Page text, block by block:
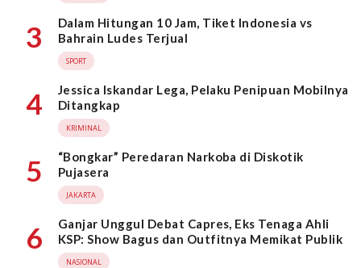
3
Dalam Hitungan 10 Jam, Tiket Indonesia vs
Bahrain Ludes Terjual
SPORT
4
Jessica Iskandar Lega, Pelaku Penipuan Mobilnya
Ditangkap
KRIMINAL
5
“Bongkar” Peredaran Narkoba di Diskotik
Pujasera
JAKARTA
6
Ganjar Unggul Debat Capres, Eks Tenaga Ahli
KSP: Show Bagus dan Outfitnya Memikat Publik
NASIONAL